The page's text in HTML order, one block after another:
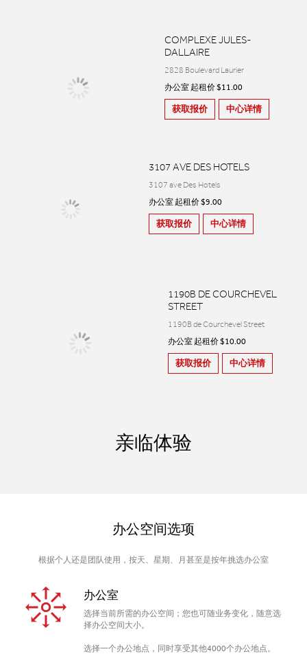
COMPLEXE JULES-
DALLAIRE
2828 Boulevard Laurier
办公室 起租价 $11.00
获取报价 中心详情
3107 AVE DES HOTELS
3107 ave Des Hotels
办公室 起租价 $9.00
获取报价 中心详情
1190B DE COURCHEVEL
STREET
1190B de Courchevel Street
办公室 起租价 $10.00
获取报价 中心详情
亲临体验
办公空间选项
根据个人还是团队使用，按天、星期、月甚至是按年挑选办公室
办公室
选择当前所需的办公空间；您也可随业务变化，随意选
择办公空间大小。
选择一个办公地点，同时享受其他4000个办公地点。